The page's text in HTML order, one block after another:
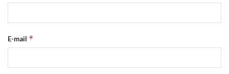
E-mail *